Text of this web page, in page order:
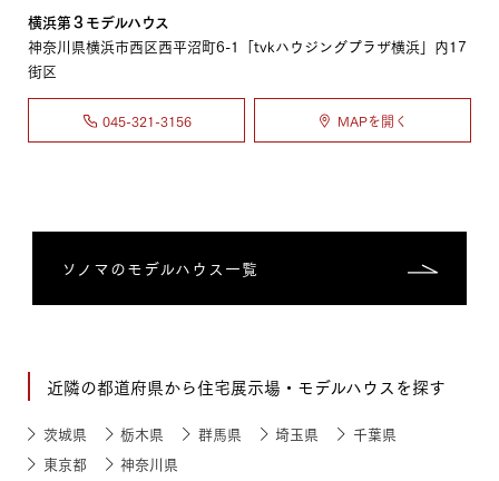
横浜第３モデルハウス
神奈川県横浜市西区西平沼町6-1「tvkハウジングプラザ横浜」内17
街区
045-321-3156 MAPを開く
ソノマのモデルハウス一覧
近隣の都道府県から住宅展示場・モデルハウスを探す
茨城県 栃木県 群馬県 埼玉県
千葉県
東京都
神奈川県